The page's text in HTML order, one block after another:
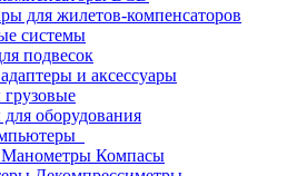
для жилетов-компенсаторов
системы
подвесок
и аксессуары
оборудования
Компасы